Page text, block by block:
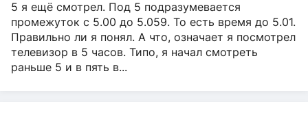
5 я ещё смотрел. Под 5 подразумевается
промежуток с 5.00 до 5.059. То есть время до 5.01.
Правильно ли я понял. А что, означает я посмотрел
телевизор в 5 часов. Типо, я начал смотреть
раньше 5 и в пять в...